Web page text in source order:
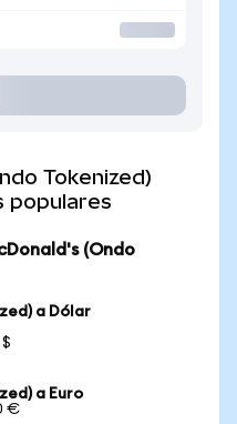
Tokenized)
populares
(Ondo
a Dólar
a Euro
€